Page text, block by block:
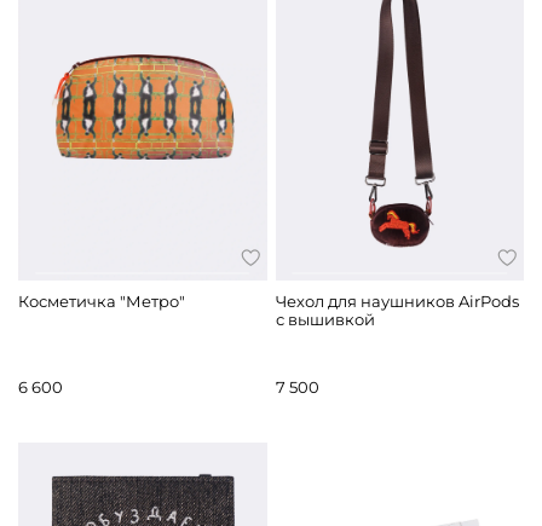
Косметичка "Метро"
6 600
Чехол для наушников AirPods
с вышивкой
7 500